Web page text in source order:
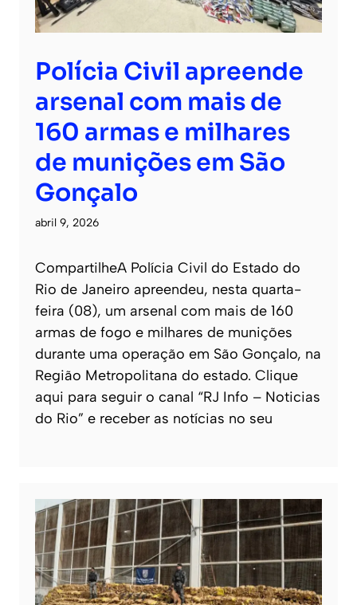
Polícia Civil apreende
arsenal com mais de
160 armas e milhares
de munições em São
Gonçalo
abril 9, 2026
CompartilheA Polícia Civil do Estado do
Rio de Janeiro apreendeu, nesta quarta-
feira (08), um arsenal com mais de 160
armas de fogo e milhares de munições
durante uma operação em São Gonçalo, na
Região Metropolitana do estado. Clique
aqui para seguir o canal “RJ Info – Noticias
do Rio” e receber as notícias no seu